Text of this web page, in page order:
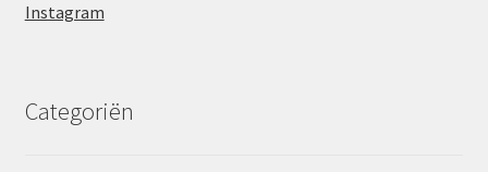
Instagram
Categoriën